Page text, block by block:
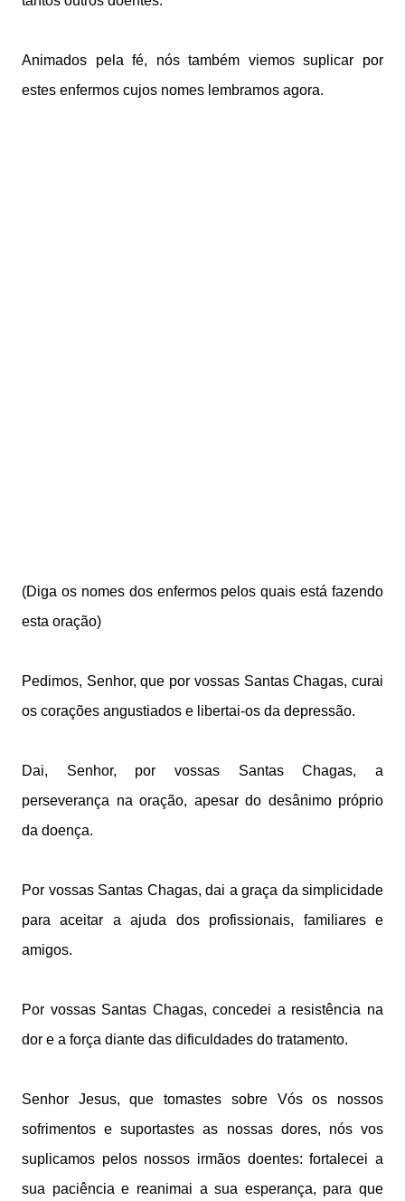
Animados pela fé, nós também viemos suplicar por
estes enfermos cujos nomes lembramos agora.
(Diga os nomes dos enfermos pelos quais está fazendo
esta oração)
Pedimos, Senhor, que por vossas Santas Chagas, curai
os corações angustiados e libertai-os da depressão.
Dai, Senhor, por vossas Santas Chagas, a
perseverança na oração, apesar do desânimo próprio
da doença.
Por vossas Santas Chagas, dai a graça da simplicidade
para aceitar a ajuda dos profissionais, familiares e
amigos.
Por vossas Santas Chagas, concedei a resistência na
dor e a força diante das dificuldades do tratamento.
Senhor Jesus, que tomastes sobre Vós os nossos
sofrimentos e suportastes as nossas dores, nós vos
suplicamos pelos nossos irmãos doentes: fortalecei a
sua paciência e reanimai a sua esperança, para que